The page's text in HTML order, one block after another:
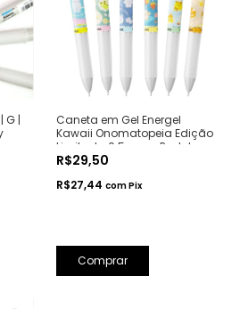
G |
Caneta em Gel Energel
Kawaii Onomatopeia Edição
Limitada 0.5mm - Pentel
R$29,50
R$27,44 comPix
Comprar